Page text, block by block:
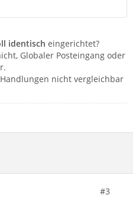
identisch eingerichtet?
Globaler Posteingang oder
nicht vergleichbar
#3